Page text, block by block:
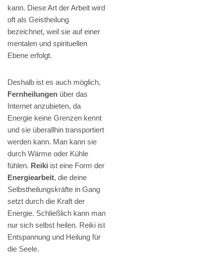
kann. Diese Art der Arbeit wird
oft als Geistheilung
bezeichnet, weil sie auf einer
mentalen und spirituellen
Ebene erfolgt.
Deshalb ist es auch möglich,
Fernheilungen über das
Internet anzubieten, da
Energie keine Grenzen kennt
und sie überallhin transportiert
werden kann. Man kann sie
durch Wärme oder Kühle
fühlen. Reiki ist eine Form der
Energiearbeit, die deine
Selbstheilungskräfte in Gang
setzt durch die Kraft der
Energie. Schließlich kann man
nur sich selbst heilen. Reiki ist
Entspannung und Heilung für
die Seele.